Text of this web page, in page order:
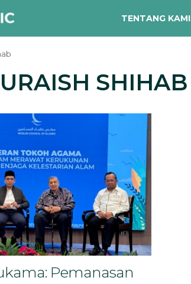
TENTANG KAMI
SHIHAB
Pemanasan